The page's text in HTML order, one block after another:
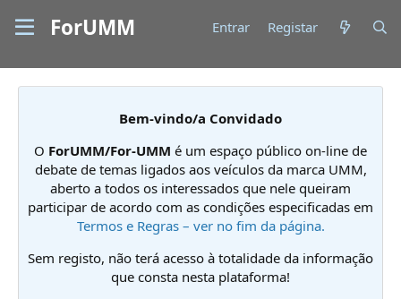
ForUMM Entrar Registar
Bem-vindo/a Convidado
O ForUMM/For-UMM é um espaço público on-line de
debate de temas ligados aos veículos da marca UMM,
aberto a todos os interessados que nele queiram
participar de acordo com as condições especificadas em
Termos e Regras – ver no fim da página.
Sem registo, não terá acesso à totalidade da informação
que consta nesta plataforma!